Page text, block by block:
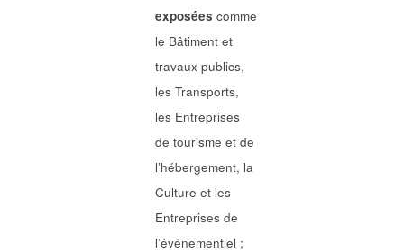
exposées comme
le Bâtiment et
travaux publics,
les Transports,
les Entreprises
de tourisme et de
l’hébergement, la
Culture et les
Entreprises de
l’événementiel ;